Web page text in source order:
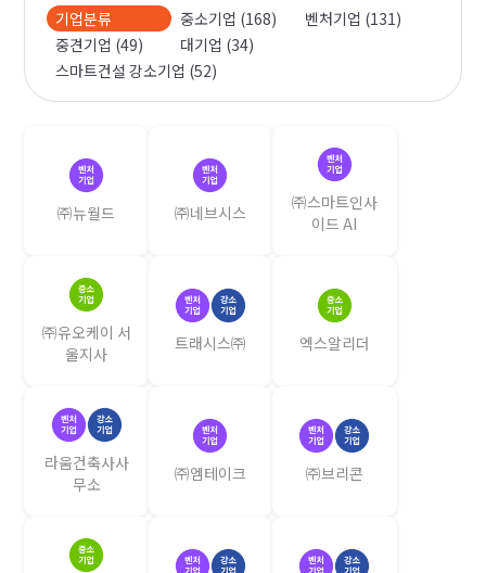
기업분류
중소기업 (168)
벤처기업 (131)
중견기업 (49)
대기업 (34)
스마트건설 강소기업 (52)
㈜뉴월드 ㈜네브시스
㈜스마트인사
이드 AI
㈜유오케이 서
울지사
트래시스㈜ 엑스알리더
라움건축사사
무소
㈜엠테이크 ㈜브리콘